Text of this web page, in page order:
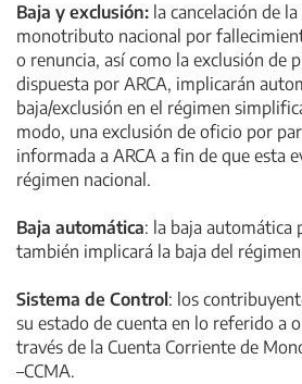
Baja y exclusión: la cancelación de
monotributo nacional por
o renuncia, así como la exclusión de
dispuesta por ARCA, implicarán
baja/exclusión en el régimen
modo, una exclusión de oficio por
informada a ARCA a fin de que esta
régimen nacional.
Baja automática: la baja automática
también implicará la baja del
Sistema de Control : los
su estado de cuenta en lo referido a
través de la Cuenta Corriente de
–CCMA.